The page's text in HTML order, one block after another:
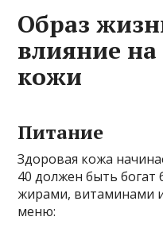
Образ
влияние на
кожи
Питание
Здоровая кожа
40 должен быть
жирами, витаминами
меню: